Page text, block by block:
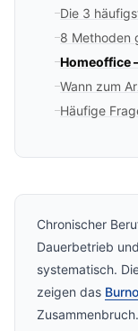
Die 3
8 Methoden
Homeoffice
Wann zum
Häufige
Chronischer
Dauerbetrieb
systematisch.
zeigen das
Zusammenbruch.